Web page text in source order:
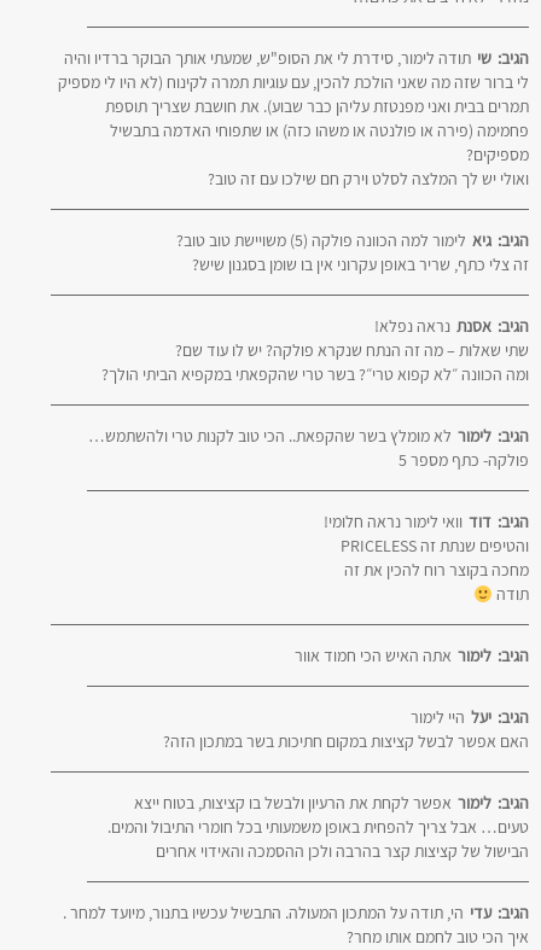
שי הגיב:
תודה לימור, סידרת לי את הסופ"ש, שמעתי אותך הבוקר ברדיו והיה
לי ברור שזה מה שאני הולכת להכין, עם עוגיות תמרה לקינוח (לא היו לי מספיק
תמרים בבית ואני מפנטזת עליהן כבר שבוע). את חושבת שצריך תוספת
פחמימה (פירה או פולנטה או משהו כזה) או שתפוחי האדמה בתבשיל
מספיקים?
ואולי יש לך המלצה לסלט וירק חם שילכו עם זה טוב?
גיא הגיב:
לימור למה הכוונה פולקה (5) משויישת טוב טוב?
זה צלי כתף, שריר באופן עקרוני אין בו שומן בסגנון שיש?
אסנת הגיב:
נראה נפלא!
שתי שאלות – מה זה הנתח שנקרא פולקה? יש לו עוד שם?
ומה הכוונה ״לא קפוא טרי״? בשר טרי שהקפאתי במקפיא הביתי הולך?
לימור הגיב:
לא מומלץ בשר שהקפאת.. הכי טוב לקנות טרי ולהשתמש…
פולקה- כתף מספר 5
דוד הגיב:
וואי לימור נראה חלומי!
והטיפים שנתת זה PRICELESS
מחכה בקוצר רוח להכין את זה
תודה
לימור הגיב: אתה האיש הכי חמוד אוור
יעל הגיב:
היי לימור
האם אפשר לבשל קציצות במקום חתיכות בשר במתכון הזה?
לימור הגיב:
אפשר לקחת את הרעיון ולבשל בו קציצות, בטוח ייצא
טעים… אבל צריך להפחית באופן משמעותי בכל חומרי התיבול והמים.
הבישול של קציצות קצר בהרבה ולכן ההסמכה והאידוי אחרים
עדי הגיב:
הי, תודה על המתכון המעולה. התבשיל עכשיו בתנור, מיועד למחר .
איך הכי טוב לחמם אותו מחר?